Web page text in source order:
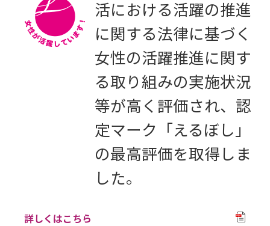
活における活躍の推進
に関する法律に基づく
女性の活躍推進に関す
る取り組みの実施状況
等が高く評価され、認
定マーク「えるぼし」
の最高評価を取得しま
した。
詳しくはこちら